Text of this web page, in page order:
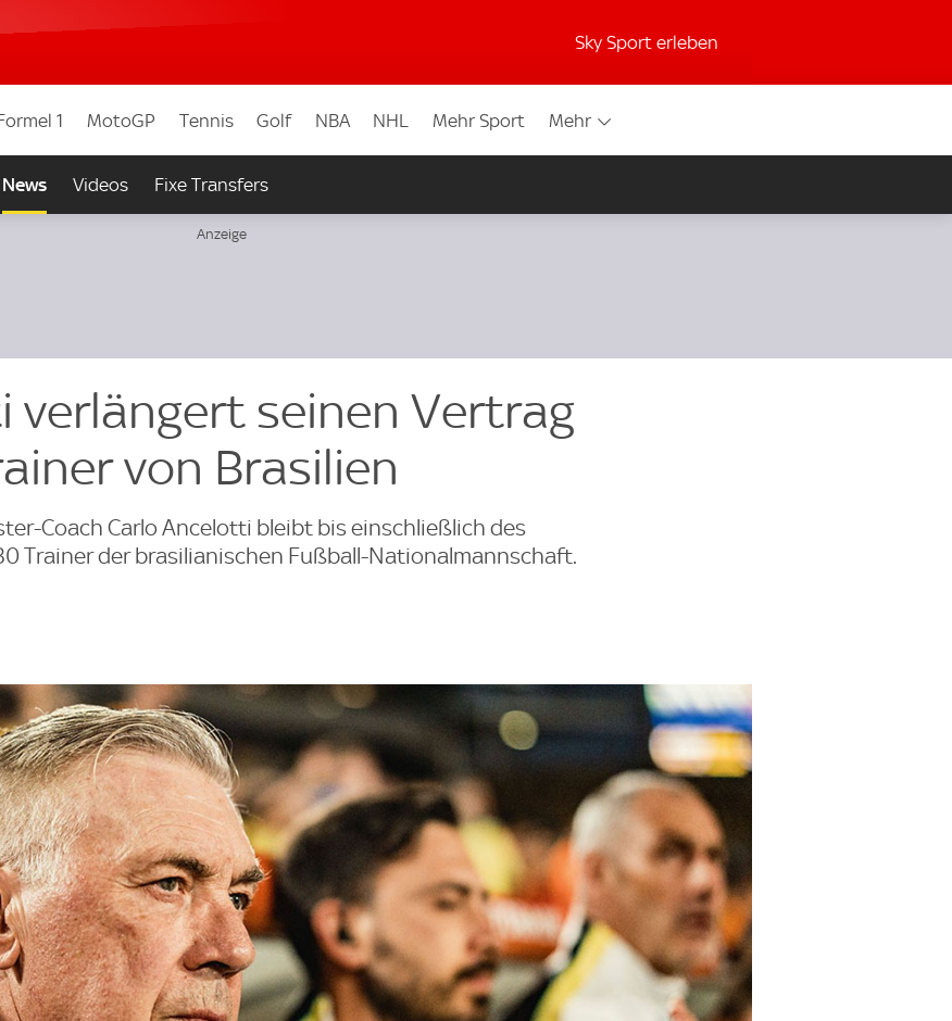
Sky Sport erleben
1 MotoGP Tennis Golf NBA NHL Mehr Sport Mehr
News Videos Fixe Transfers
verlängert seinen Vertrag
von Brasilien
Coach Carlo Ancelotti bleibt bis einschließlich des
Trainer der brasilianischen Fußball-Nationalmannschaft.